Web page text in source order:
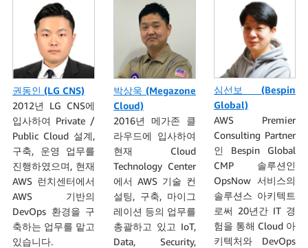
권동인 (LG CNS)
2012년 LG CNS에
입사하여 Private /
Public Cloud 설계,
구축, 운영 업무를
진행하였으며, 현재
AWS 런치센터에서
AWS 기반의
DevOps 환경을 구
축하는 업무를 맡고
있습니다.
박상욱 (Megazone
Cloud)
2016년 메가존 클
라우드에 입사하여
현재 Cloud
Technology Center
에서 AWS 기술 컨
설팅, 구축, 마이그
레이션 등의 업무를
총괄하고 있고 IoT,
Data, Security,
심선보 (Bespin
Global)
AWS Premier
Consulting Partner
인 Bespin Global
CMP 솔루션인
OpsNow 서비스의
솔루션스 아키텍트
로써 20년간 IT 경
험을 통해 Cloud 아
키텍처와 DevOps